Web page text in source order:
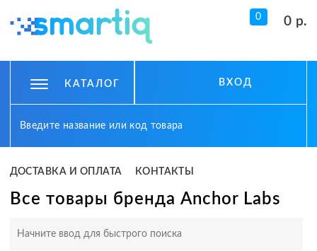
0 0 р.
КАТАЛОГ ВХОД
ДОСТАВКА И ОПЛАТА КОНТАКТЫ
Все товары бренда Anchor Labs